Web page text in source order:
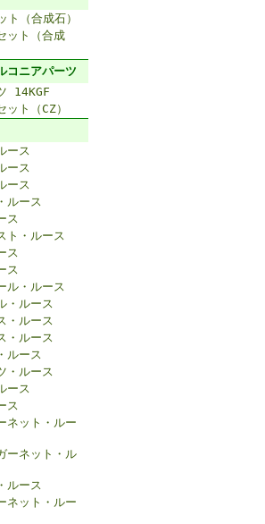
（合成石）
ット（合成
コニアパーツ
14KGF
ト（CZ）
ース
ース
ース
ルース
ス
ト・ルース
ス
ス
ル・ルース
・ルース
・ルース
・ルース
ルース
・ルース
ース
ス
ネット・ルー
ーネット・ル
ルース
ネット・ルー